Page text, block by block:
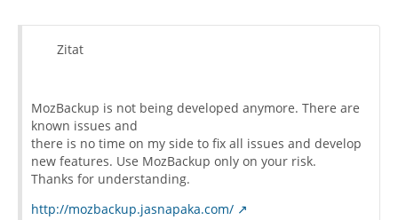
Zitat
MozBackup is not being developed anymore. There are
known issues and
there is no time on my side to fix all issues and develop
new features. Use MozBackup only on your risk.
Thanks for understanding.
http://mozbackup.jasnapaka.com/